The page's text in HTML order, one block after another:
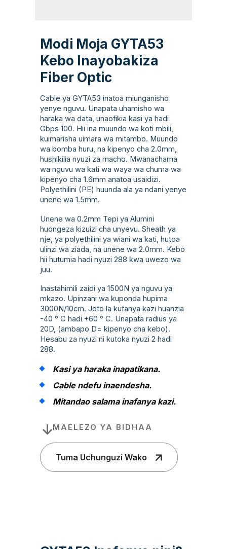
Modi Moja GYTA53
Kebo Inayobakiza
Fiber Optic
Cable ya GYTA53 inatoa miunganisho
yenye nguvu. Unapata uhamisho wa
haraka wa data, unaofikia kasi ya hadi
Gbps 100. Hii ina muundo wa koti mbili,
kuimarisha uimara wa mitambo. Muundo
wa bomba huru, na kipenyo cha 2.0mm,
hushikilia nyuzi za macho. Mwanachama
wa nguvu wa kati wa waya wa chuma wa
kipenyo cha 1.6mm anatoa usaidizi.
Polyethilini (PE) huunda ala ya ndani yenye
unene wa 1.5mm.
Unene wa 0.2mm Tepi ya Alumini
huongeza kizuizi cha unyevu. Sheath ya
nje, ya polyethilini ya wiani wa kati, hutoa
ulinzi wa ziada, na unene wa 2.0mm. Kebo
hii hutumia hadi nyuzi 288 kwa uwezo wa
juu.
Inastahimili zaidi ya 1500N ya nguvu ya
mkazo. Upinzani wa kuponda hupima
3000N/10cm. Joto la kufanya kazi huanzia
-40 ° C hadi +60 ° C. Unapata radius ya
20D, (ambapo D= kipenyo cha kebo).
Hesabu za nyuzi ni kutoka nyuzi 2 hadi
288.
Kasi ya haraka inapatikana.
Cable ndefu inaendesha.
Mitandao salama inafanya kazi.
MAELEZO YA BIDHAA
Tuma Uchunguzi Wako